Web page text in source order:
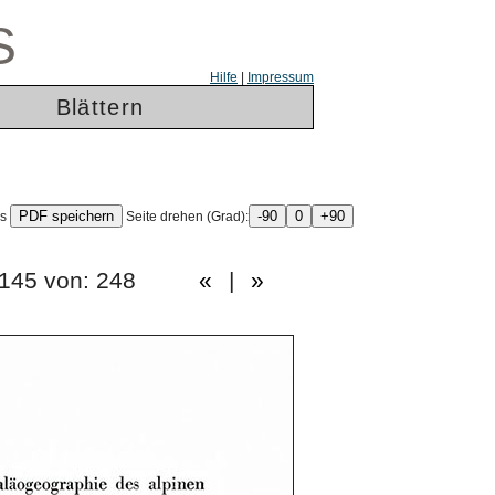
Hilfe Impressum
Blättern
Seite drehen (Grad):
145 von: 248 « | »